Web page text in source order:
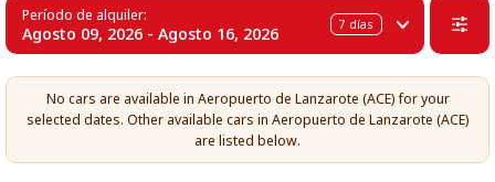
Período de alquiler:
Agosto 09, 2026 - Agosto 16, 2026 7 días
No cars are available in Aeropuerto de Lanzarote (ACE) for your
selected dates. Other available cars in Aeropuerto de Lanzarote (ACE)
are listed below.